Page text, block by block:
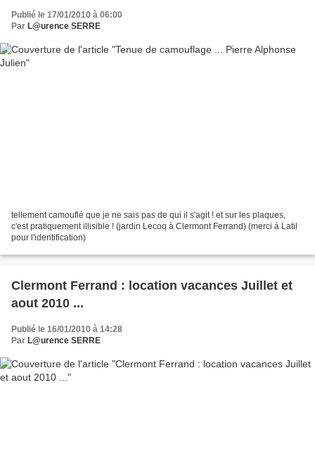
Publié le 17/01/2010 à 06:00
Par L@urence SERRE
tellement camouflé que je ne sais pas de qui il s'agit ! et sur les plaques,
c'est pratiquement illisible ! (jardin Lecoq à Clermont Ferrand) (merci à Latil
pour l'identification)
Clermont Ferrand : location vacances Juillet et
aout 2010 ...
Publié le 16/01/2010 à 14:28
Par L@urence SERRE